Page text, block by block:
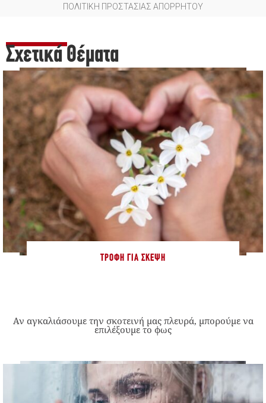
ΠΟΛΙΤΙΚΗ ΠΡΟΣΤΑΣΙΑΣ ΑΠΟΡΡΗΤΟΥ
Σχετικά Θέματα
ΤΡΟΦΉ ΓΙΑ ΣΚΈΨΗ
Αν αγκαλιάσουμε την σκοτεινή μας πλευρά, μπορούμε να
επιλέξουμε το φως